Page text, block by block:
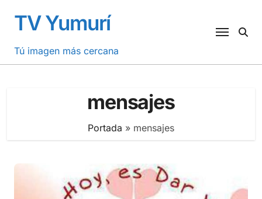
contenido
TV Yumurí
Tú imagen más cercana
mensajes
Portada » mensajes